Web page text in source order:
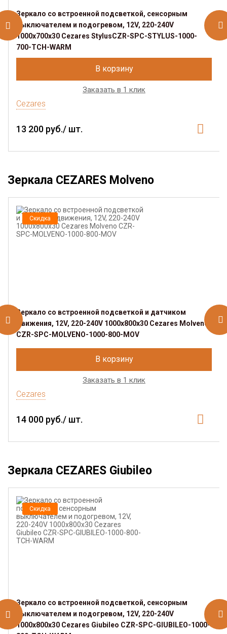
Зеркало со встроенной подсветкой, сенсорным
выключателем и подогревом, 12V, 220-240V
1000x700x30 Cezares StylusCZR-SPC-STYLUS-1000-
700-TCH-WARM
В корзину
Заказать в 1 клик
Cezares
13 200 руб./ шт.
Зеркала CEZARES Molveno
Скидка
Зеркало со встроенной подсветкой и датчиком
движения, 12V, 220-240V 1000x800x30 Cezares Molveno
CZR-SPC-MOLVENO-1000-800-MOV
В корзину
Заказать в 1 клик
Cezares
14 000 руб./ шт.
Зеркала CEZARES Giubileo
Скидка
Зеркало со встроенной подсветкой, сенсорным
выключателем и подогревом, 12V, 220-240V
1000x800x30 Cezares Giubileo CZR-SPC-GIUBILEO-1000-